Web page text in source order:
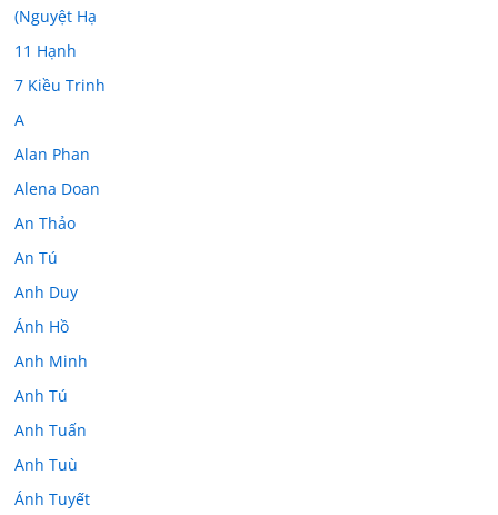
(Nguyệt Hạ
11 Hạnh
7 Kiều Trinh
A
Alan Phan
Alena Doan
An Thảo
An Tú
Anh Duy
Ánh Hồ
Anh Minh
Anh Tú
Anh Tuấn
Anh Tuù
Ánh Tuyết